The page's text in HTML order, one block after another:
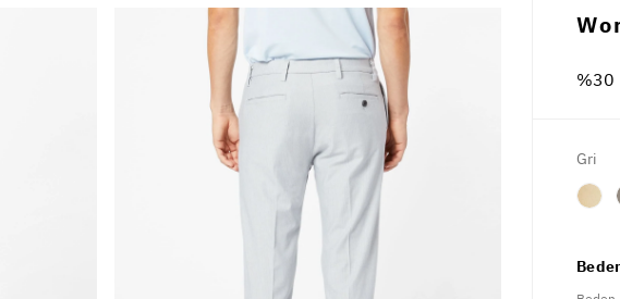
yaz koleksiyonu
%30
Gri